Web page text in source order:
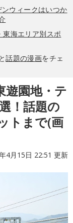
ウィークはいつか
東海エリア別スポ
と話題の漫画をチェ
遊園地・テ
！話題の
トまで(画
4月15日 22:51 更新